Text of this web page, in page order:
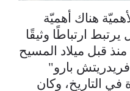
هناك أهميّة
ارتباطًا وثيقًا
منذ قبل ميلاد المسيح
بارو"
التاريخ، وكان